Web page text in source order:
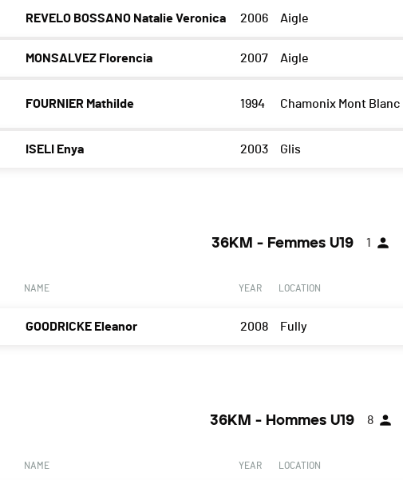
REVELO BOSSANO Natalie Veronica 2006 Aigle
MONSALVEZ Florencia 2007 Aigle
FOURNIER Mathilde 1994 Chamonix Mont Blanc
ISELI Enya 2003 Glis
36KM - Femmes U19 1
NAME YEAR LOCATION
GOODRICKE Eleanor 2008 Fully
36KM - Hommes U19 8
NAME YEAR LOCATION